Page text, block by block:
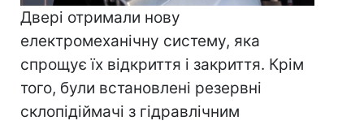
Двері отримали нову
електромеханічну систему, яка
спрощує їх відкриття і закриття. Крім
того, були встановлені резервні
склопідіймачі з гідравлічним